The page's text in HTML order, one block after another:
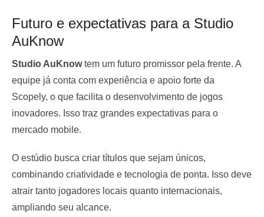
Futuro e expectativas para a Studio
AuKnow
Studio AuKnowtem um futuro promissor pela frente. A
equipe já conta com experiência e apoio forte da
Scopely, o que facilita o desenvolvimento de jogos
inovadores. Isso traz grandes expectativas para o
mercado mobile.
O estúdio busca criar títulos que sejam únicos,
combinando criatividade e tecnologia de ponta. Isso deve
atrair tanto jogadores locais quanto internacionais,
ampliando seu alcance.